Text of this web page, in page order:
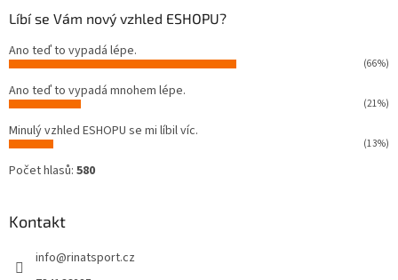
Líbí se Vám nový vzhled ESHOPU?
Ano teď to vypadá lépe.
(66%)
Ano teď to vypadá mnohem lépe.
(21%)
Minulý vzhled ESHOPU se mi líbil víc.
(13%)
Počet hlasů: 580
Kontakt
info@rinatsport.cz